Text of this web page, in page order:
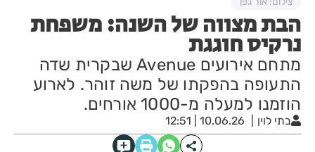
הבת מצווה של השנה: משפחת
נרקיס חוגגת
מתחם אירועים Avenue שבקרית שדה
התעופה בהפקתו של משה זוהר. לארוע
הוזמנו למעלה מ-1000 אורחים.
בתי לוין 10.06.26 | 12:51